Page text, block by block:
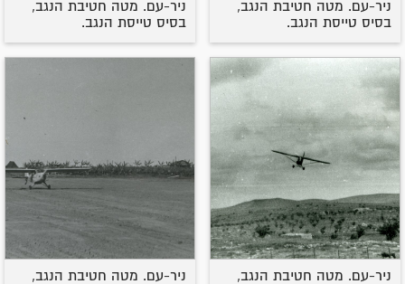
ניר-עם. מטה חטיבת הנגב,
בסיס טייסת הנגב.
ניר-עם. מטה חטיבת הנגב,
בסיס טייסת הנגב.
ניר-עם. מטה חטיבת הנגב,
ניר-עם. מטה חטיבת הנגב,